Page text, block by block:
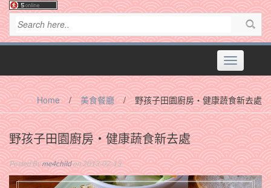
Toggle
navigation
Home / 美食餐廳 / 野孩子田園廚房‧健康蔬食新去處
野孩子田園廚房‧健康蔬食新去處
Posted Byme4childon 2013-02-13